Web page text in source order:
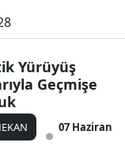
Yürüyüş
Geçmişe
07 Haziran